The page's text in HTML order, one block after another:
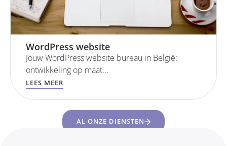
WordPress website
Jouw WordPress website bureau in België:
ontwikkeling op maat...
LEES MEER
AL ONZE DIENSTEN